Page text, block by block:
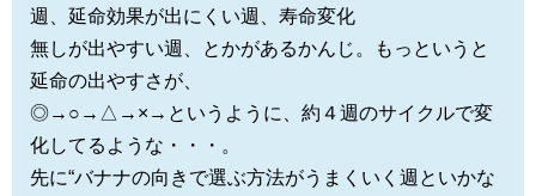
週、延命効果が出にくい週、寿命変化
無しが出やすい週、とかがあるかんじ。もっというと
延命の出やすさが、
◎→○→△→×→というように、約４週のサイクルで変
化してるような・・・。
先に“バナナの向きで選ぶ方法がうまくいく週といかな